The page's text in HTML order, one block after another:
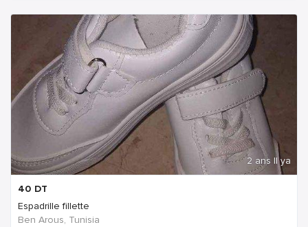
2 ans Il ya
40 DT
Espadrille fillette
Ben Arous, Tunisia